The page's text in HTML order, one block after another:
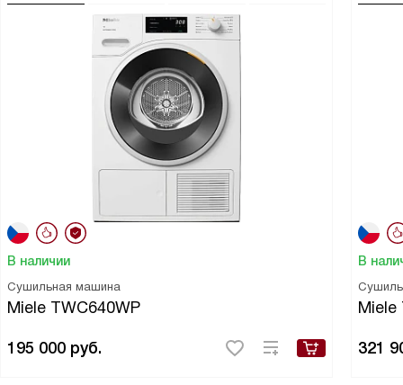
В наличии
Сушильная машина
Miele TWC640WP
195 000 руб.
В
Miele
321